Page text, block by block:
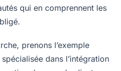
qui en comprennent les
prenons l’exemple
dans l’intégration